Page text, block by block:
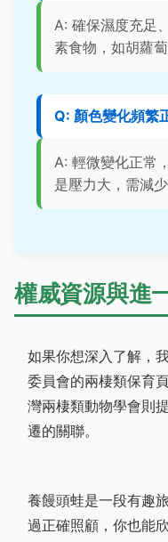
A: 確保濕度充足
素食物，如胡蘿蔔
Q: 顏色變化頻繁
A: 輕微變化正常
是壓力大，需減少
權威資源與進
如果你想深入了解，
委員會的兩棲類保育
灣兩棲類動物學會則
遷的關聯。
養饅頭蛙是一段有趣
過正確照顧，你也能